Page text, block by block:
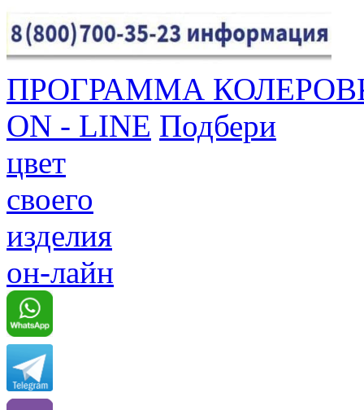
ПРОГРАММА
ON - LINE Подбери
цвет
своего
изделия
он-лайн